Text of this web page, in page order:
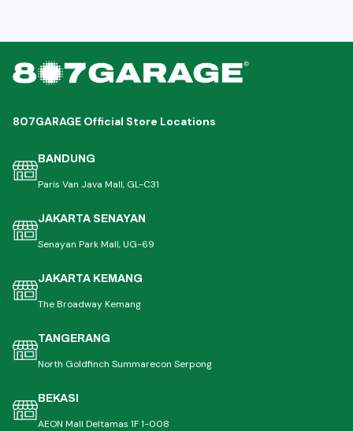
807GARAGE Official Store Locations
BANDUNG
Paris Van Java Mall, GL-C31
JAKARTA SENAYAN
Senayan Park Mall, UG-69
JAKARTA KEMANG
The Broadway Kemang
TANGERANG
North Goldfinch Summarecon Serpong
BEKASI
AEON Mall Deltamas 1F 1-008